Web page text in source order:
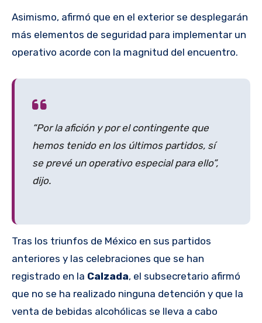
Asimismo, afirmó que en el exterior se desplegarán
más elementos de seguridad para implementar un
operativo acorde con la magnitud del encuentro.
“Por la afición y por el contingente que
hemos tenido en los últimos partidos, sí
se prevé un operativo especial para ello”,
dijo.
Tras los triunfos de México en sus partidos
anteriores y las celebraciones que se han
registrado en la Calzada, el subsecretario afirmó
que no se ha realizado ninguna detención y que la
venta de bebidas alcohólicas se lleva a cabo